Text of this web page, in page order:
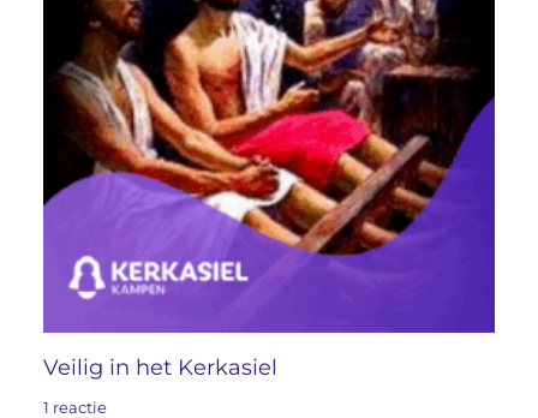
Veilig in het Kerkasiel
1 reactie